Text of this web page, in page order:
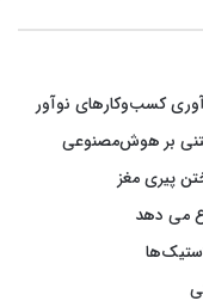
کسب‌وکارهای نوآور
بر هوش‌مصنوعی
پیری مغز
می دهد